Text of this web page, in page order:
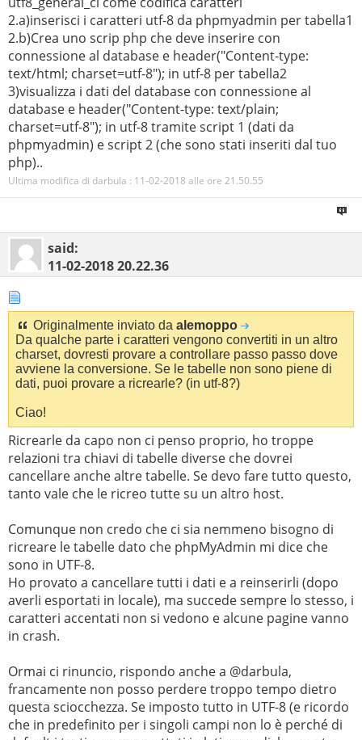
2.a)inserisci i caratteri utf-8 da phpmyadmin per tabella1
2.b)Crea uno scrip php che deve inserire con
connessione al database e header("Content-type:
text/html; charset=utf-8"); in utf-8 per tabella2
3)visualizza i dati del database con connessione al
database e header("Content-type: text/plain;
charset=utf-8"); in utf-8 tramite script 1 (dati da
phpmyadmin) e script 2 (che sono stati inseriti dal tuo
php)..
Ultima modifica di darbula : 11-02-2018 alle ore 21.50.55
said:
11-02-201820.22.36
Originalmente inviato da alemoppo
Da qualche parte i caratteri vengono convertiti in un altro
charset, dovresti provare a controllare passo passo dove
avviene la conversione. Se le tabelle non sono piene di
dati, puoi provare a ricrearle? (in utf-8?)
Ciao!
Ricrearle da capo non ci penso proprio, ho troppe
relazioni tra chiavi di tabelle diverse che dovrei
cancellare anche altre tabelle. Se devo fare tutto questo,
tanto vale che le ricreo tutte su un altro host.
Comunque non credo che ci sia nemmeno bisogno di
ricreare le tabelle dato che phpMyAdmin mi dice che
sono in UTF-8.
Ho provato a cancellare tutti i dati e a reinserirli (dopo
averli esportati in locale), ma succede sempre lo stesso, i
caratteri accentati non si vedono e alcune pagine vanno
in crash.
Ormai ci rinuncio, rispondo anche a @darbula,
francamente non posso perdere troppo tempo dietro
questa sciocchezza. Se imposto tutto in UTF-8 (e ricordo
che in predefinito per i singoli campi non lo è perché di